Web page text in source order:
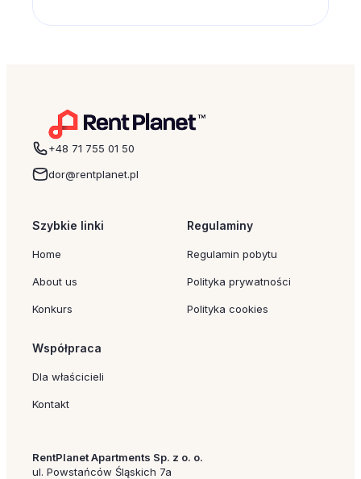
wybieramy emocje, wspomnienia i
+48 71 755 01 50
dor@rentplanet.pl
Szybkie linki
Home
About us
Konkurs
Regulaminy
Regulamin pobytu
Polityka prywatności
Polityka cookies
Współpraca
Dla właścicieli
Kontakt
RentPlanet Apartments Sp. z o. o.
ul. Powstańców Śląskich 7a